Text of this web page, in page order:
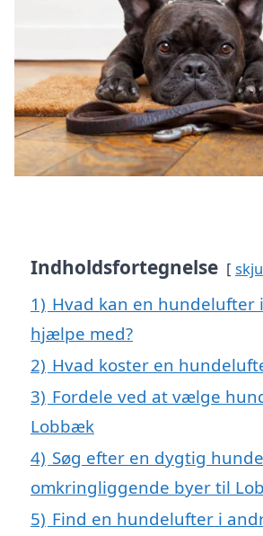
Indholdsfortegnelse
1) Hvad kan en hundelufter
hjælpe med?
2) Hvad koster en
3) Fordele ved at vælge
Lobbæk
4) Søg efter en dygtig
omkringliggende byer til
5) Find en hundelufter i